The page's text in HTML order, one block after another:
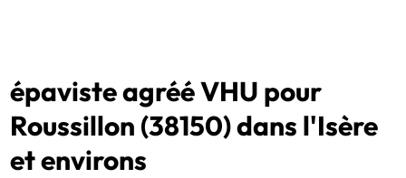
épaviste agréé VHU pour
Roussillon (38150) dans l'Isère
et environs